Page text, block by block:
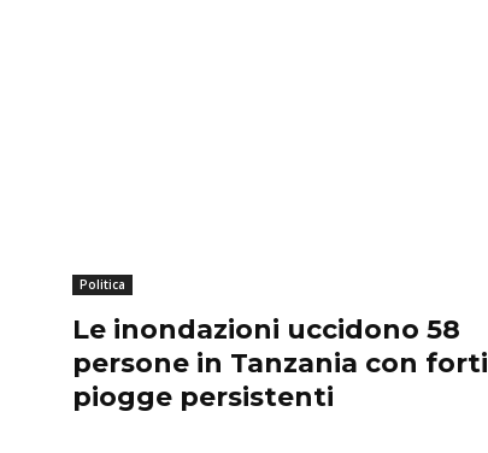
Politica
Le inondazioni uccidono 58
persone in Tanzania con forti
piogge persistenti